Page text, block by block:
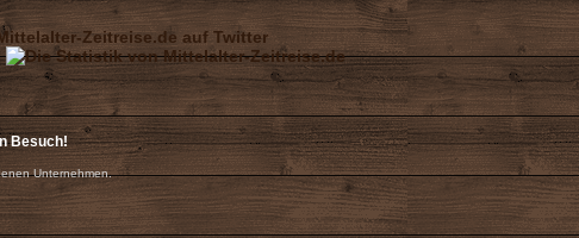
Besuch!
Unternehmen.